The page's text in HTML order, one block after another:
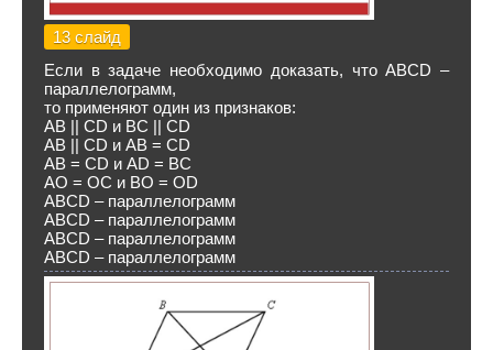
13 слайд
Если в задаче необходимо доказать, что АВСD –
параллелограмм,
то применяют один из признаков:
АВ || СD и ВС || СD
АВ || СD и АВ = СD
АВ = СD и АD = ВС
АО = ОС и ВО = ОD
АВСD – параллелограмм
АВСD – параллелограмм
АВСD – параллелограмм
АВСD – параллелограмм